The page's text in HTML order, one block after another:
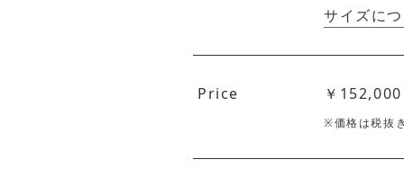
サイズに
Price ￥152,000
※価格は税抜